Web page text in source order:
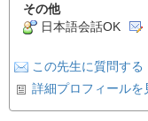
その他
日本語会話OK
この先生に質問する
詳細プロフィールを